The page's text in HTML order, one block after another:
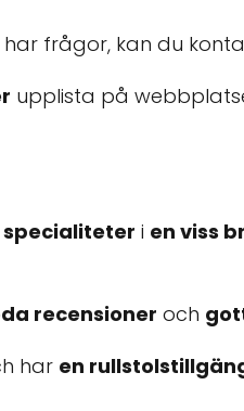
har frågor, kan du
upplista på
specialiteter i en viss
recensioner och
har en